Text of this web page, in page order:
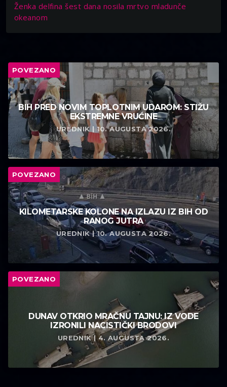
Ženka delfina šest dana nosila mrtvo mladunče
okeanom
POVEZANO
BIH PRED NOVIM TOPLOTNIM UDAROM: STIŽU
EKSTREMNE VRUĆINE
UREDNIK | 10. AUGUSTA 2026.
POVEZANO
KILOMETARSKE KOLONE NA IZLAZU IZ BIH OD
RANOG JUTRA
UREDNIK | 10. AUGUSTA 2026.
POVEZANO
DUNAV OTKRIO MRAČNU TAJNU: IZ VODE
IZRONILI NACISTIČKI BRODOVI
UREDNIK | 4. AUGUSTA 2026.